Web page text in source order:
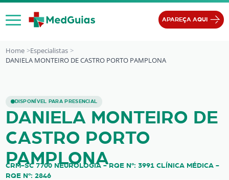
Ir para o conteúdo
APAREÇA AQUI
Home
Especialistas
DANIELA MONTEIRO DE CASTRO PORTO PAMPLONA
DISPONÍVEL PARA PRESENCIAL
DANIELA MONTEIRO DE CASTRO
DANIELA MONTEIRO DE
CASTRO PORTO
PAMPLONA
CRM-SC 7700 NEUROLOGIA - RQE Nº: 3991 CLÍNICA MÉDICA -
RQE Nº: 2846